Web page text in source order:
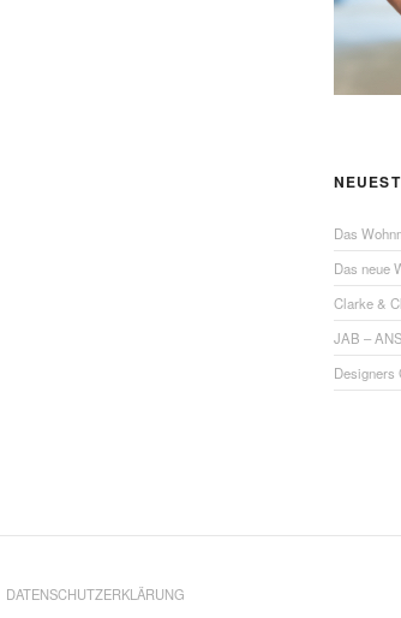
Das
Das neue
Clarke &
JAB –
Designers
DATENSCHUTZERKLÄRUNG